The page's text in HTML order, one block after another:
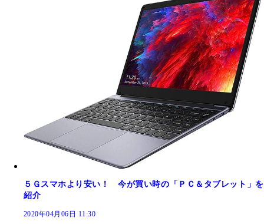
５Ｇスマホより安い！ 今が買い時の「ＰＣ＆タブレット」を
紹介
2020年04月06日 11:30